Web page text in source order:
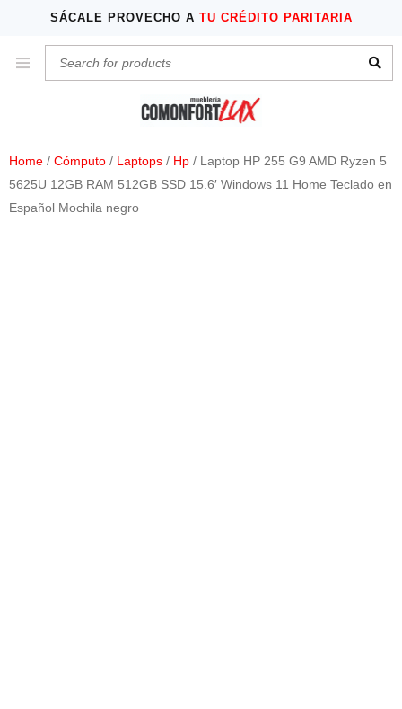
SÁCALE PROVECHO A TU CRÉDITO PARITARIA
Home / Cómputo / Laptops / Hp / Laptop HP 255 G9 AMD Ryzen 5
5625U 12GB RAM 512GB SSD 15.6′ Windows 11 Home Teclado en
Español Mochila negro